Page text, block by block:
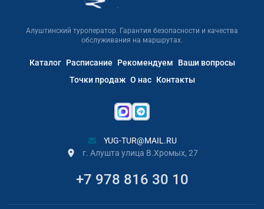
Алуштинский туроператор. Гарантия безопасности и качества
обслуживания на маршрутах.
Каталог Расписание Рекомендуем
Ваши вопросы
Точки продаж О нас Контакты
YUG-TUR@MAIL.RU
г. Алушта улица В.Хромых, 27
+7 978 816 30 10